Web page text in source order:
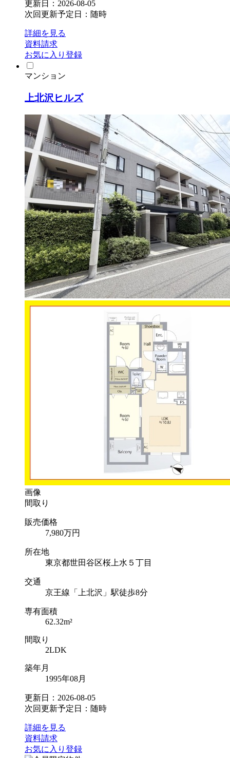
更新日：2026-08-05
次回更新予定日：随時
詳細を見る
資料請求
お気に入り登録
マンション
上北沢ヒルズ
画像
間取り
販売価格
7,980万円
所在地
東京都世田谷区桜上水５丁目
交通
京王線「上北沢」駅徒歩8分
専有面積
62.32m²
間取り
2LDK
築年月
1995年08月
更新日：2026-08-05
次回更新予定日：随時
詳細を見る
資料請求
お気に入り登録